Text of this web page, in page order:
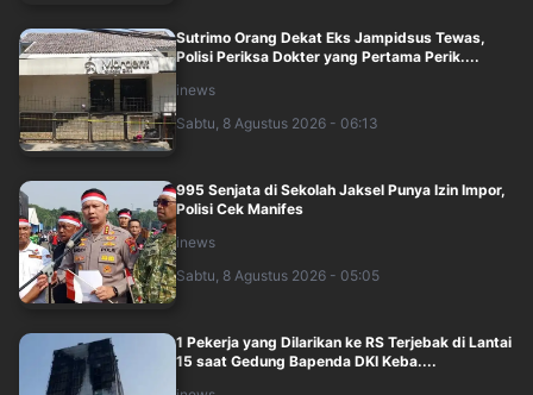
Sutrimo Orang Dekat Eks Jampidsus Tewas,
Polisi Periksa Dokter yang Pertama Perik....
inews
Sabtu, 8 Agustus 2026 - 06:13
995 Senjata di Sekolah Jaksel Punya Izin Impor,
Polisi Cek Manifes
inews
Sabtu, 8 Agustus 2026 - 05:05
1 Pekerja yang Dilarikan ke RS Terjebak di Lantai
15 saat Gedung Bapenda DKI Keba....